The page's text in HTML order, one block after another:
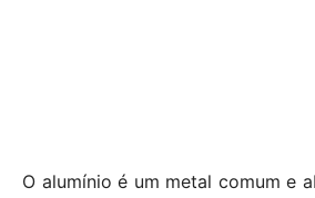
O alumínio é um metal comum e